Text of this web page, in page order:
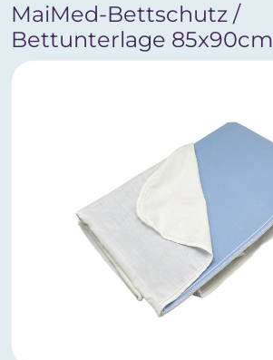
MaiMed-Bettschutz /
Bettunterlage 85x90cm